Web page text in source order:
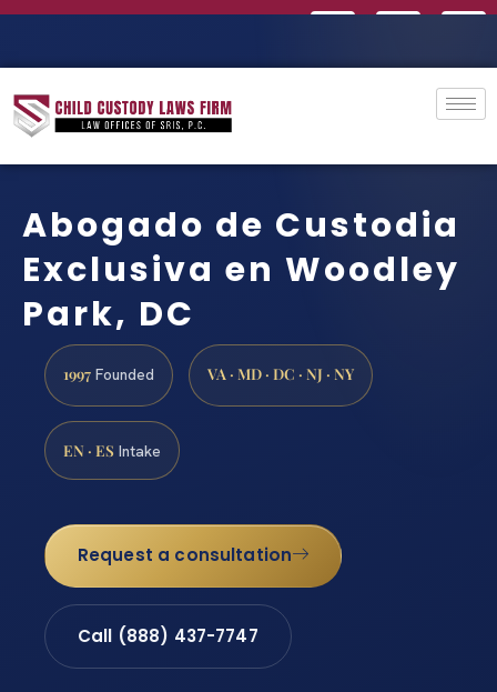
Abogado de Custodia
Exclusiva en Woodley
Park, DC
1997 Founded VA · MD · DC · NJ · NY
EN · ES Intake
Request a consultation
Call (888) 437-7747